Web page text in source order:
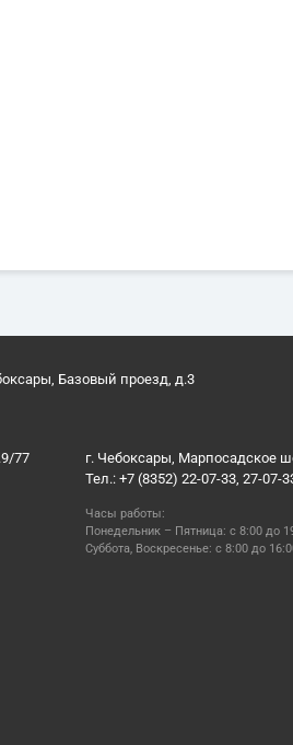
Базовый проезд, д.3
77
г. Чебоксары, Марпосадское
Тел.: +7 (8352) 22-07-33, 27-07-
Часы работы:
Понедельник – Пятница: с 8:00 до
Суббота, Воскресенье: с 8:00 до